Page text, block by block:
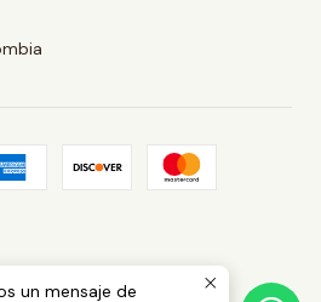
un mensaje de